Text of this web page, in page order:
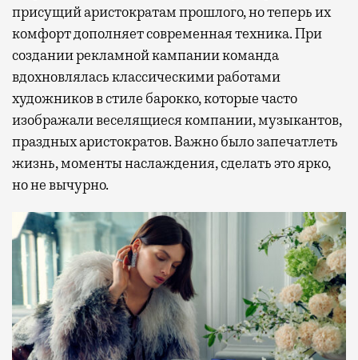
присущий аристократам прошлого, но теперь их
комфорт дополняет современная техника. При
создании рекламной кампании команда
вдохновлялась классическими работами
художников в стиле барокко, которые часто
изображали веселящиеся компании, музыкантов,
праздных аристократов. Важно было запечатлеть
жизнь, моменты наслаждения, сделать это ярко,
но не вычурно.